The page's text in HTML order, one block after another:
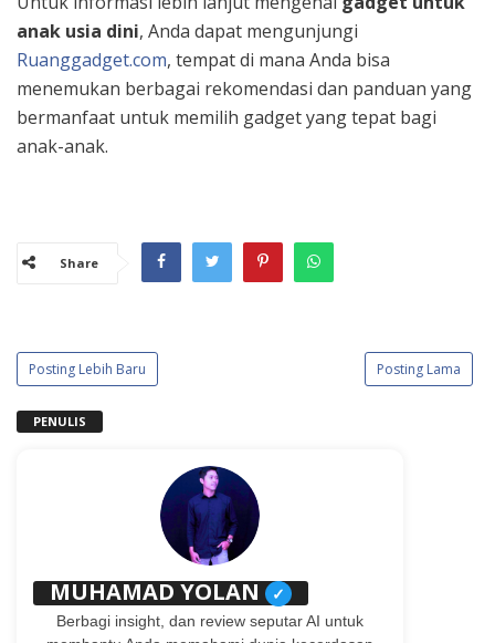
anak usia dini, Anda dapat mengunjungi
Ruanggadget.com, tempat di mana Anda bisa
menemukan berbagai rekomendasi dan panduan yang
bermanfaat untuk memilih gadget yang tepat bagi
anak-anak.
Share
Posting Lebih Baru Posting Lama
PENULIS
MUHAMAD YOLAN ✓
Berbagi insight, dan review seputar AI untuk